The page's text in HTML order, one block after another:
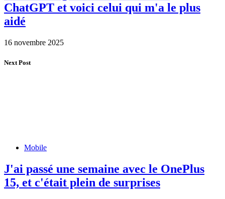
ChatGPT et voici celui qui m'a le plus
aidé
16 novembre 2025
Next Post
Mobile
J'ai passé une semaine avec le OnePlus
15, et c'était plein de surprises